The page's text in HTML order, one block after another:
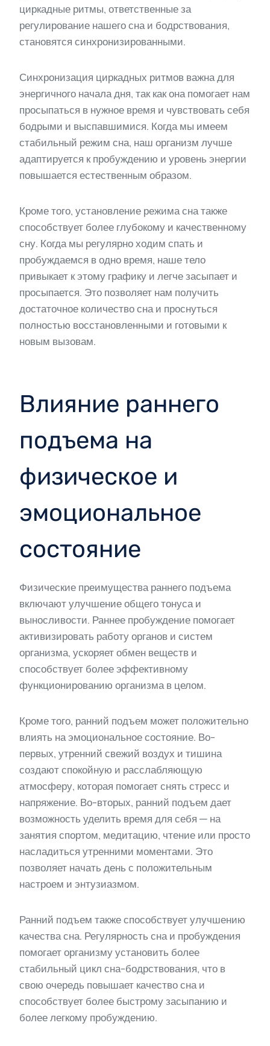
циркадные ритмы, ответственные за
регулирование нашего сна и бодрствования,
становятся синхронизированными.
Синхронизация циркадных ритмов важна для
энергичного начала дня, так как она помогает нам
просыпаться в нужное время и чувствовать себя
бодрыми и выспавшимися. Когда мы имеем
стабильный режим сна, наш организм лучше
адаптируется к пробуждению и уровень энергии
повышается естественным образом.
Кроме того, установление режима сна также
способствует более глубокому и качественному
сну. Когда мы регулярно ходим спать и
пробуждаемся в одно время, наше тело
привыкает к этому графику и легче засыпает и
просыпается. Это позволяет нам получить
достаточное количество сна и проснуться
полностью восстановленными и готовыми к
новым вызовам.
Влияние раннего
подъема на
физическое и
эмоциональное
состояние
Физические преимущества раннего подъема
включают улучшение общего тонуса и
выносливости. Раннее пробуждение помогает
активизировать работу органов и систем
организма, ускоряет обмен веществ и
способствует более эффективному
функционированию организма в целом.
Кроме того, ранний подъем может положительно
влиять на эмоциональное состояние. Во-
первых, утренний свежий воздух и тишина
создают спокойную и расслабляющую
атмосферу, которая помогает снять стресс и
напряжение. Во-вторых, ранний подъем дает
возможность уделить время для себя — на
занятия спортом, медитацию, чтение или просто
насладиться утренними моментами. Это
позволяет начать день с положительным
настроем и энтузиазмом.
Ранний подъем также способствует улучшению
качества сна. Регулярность сна и пробуждения
помогает организму установить более
стабильный цикл сна-бодрствования, что в
свою очередь повышает качество сна и
способствует более быстрому засыпанию и
более легкому пробуждению.